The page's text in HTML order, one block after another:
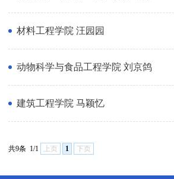
材料工程学院 汪园园
动物科学与食品工程学院 刘京鸽
建筑工程学院 马颖忆
共9条 1/1 上页 1 下页